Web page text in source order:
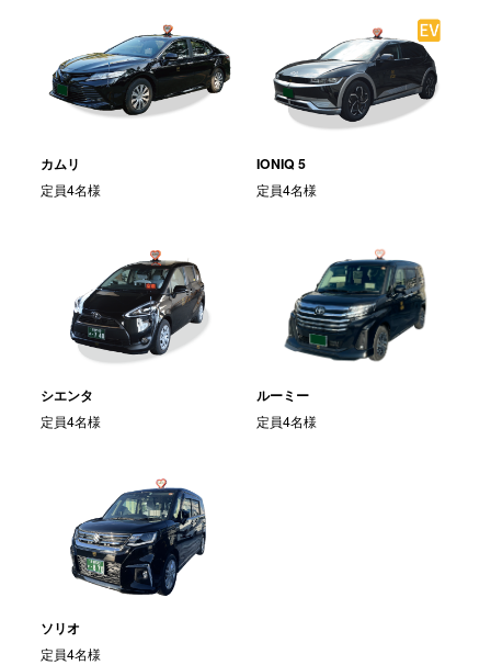
カムリ
定員4名様
IONIQ 5
定員4名様
シエンタ
定員4名様
ルーミー
定員4名様
ソリオ
定員4名様